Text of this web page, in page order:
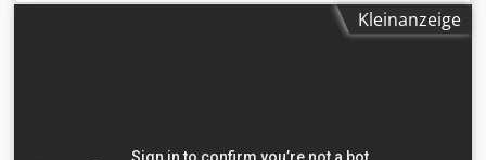
Kleinanzeige